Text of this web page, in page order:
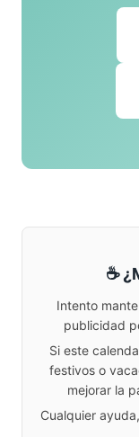
☕
Intento
publicidad
Si este
festivos o
mejorar la
Cualquier